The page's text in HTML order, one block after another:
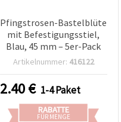
Pfingstrosen-Bastelblüte
mit Befestigungsstiel,
Blau, 45 mm – 5er-Pack
Artikelnummer: 416122
2.40€ 1-4 Paket
RABATTE
FÜR MENGE